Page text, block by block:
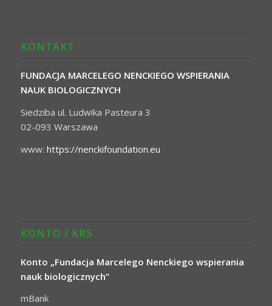
KONTAKT
FUNDACJA MARCELEGO NENCKIEGO WSPIERANIA
NAUK BIOLOGICZNYCH
Siedziba ul. Ludwika Pasteura 3
02-093 Warszawa
www: https://nenckifoundation.eu
KONTO / KRS
Konto „Fundacja Marcelego Nenckiego wspierania
nauk biologicznych”
mBank